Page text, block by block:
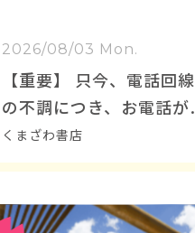
2026/08/03 Mon.
【重要】 只今、電話回線
の不調につき、お電話が
繋がりにくくなっておりま
す。
くまざわ書店